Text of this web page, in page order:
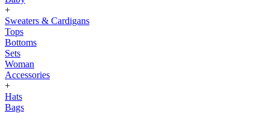
+
Sweaters & Cardigans
Tops
Bottoms
Sets
Woman
Accessories
+
Hats
Bags